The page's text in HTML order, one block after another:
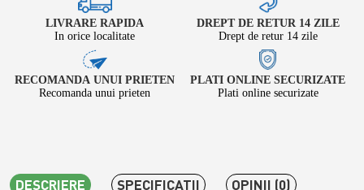
LIVRARE RAPIDA
In orice localitate
DREPT DE RETUR 14 ZILE
Drept de retur 14 zile
RECOMANDA UNUI PRIETEN
Recomanda unui prieten
PLATI ONLINE SECURIZATE
Plati online securizate
DESCRIERE SPECIFICAŢII
OPINII (0)